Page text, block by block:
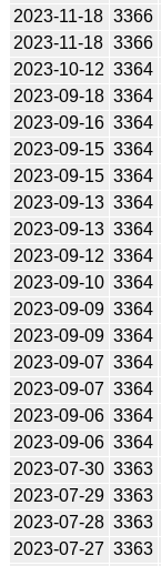
2023-11-18 3366
2023-11-18 3366
2023-10-12 3364
2023-09-18 3364
2023-09-16 3364
2023-09-15 3364
2023-09-15 3364
2023-09-13 3364
2023-09-13 3364
2023-09-12 3364
2023-09-10 3364
2023-09-09 3364
2023-09-09 3364
2023-09-07 3364
2023-09-07 3364
2023-09-06 3364
2023-09-06 3364
2023-07-30 3363
2023-07-29 3363
2023-07-28 3363
2023-07-27 3363